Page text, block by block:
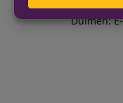
Dülmen: